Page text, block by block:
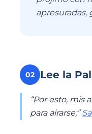
apresuradas,
02 Lee la
“Por esto, mis
para airarse;”